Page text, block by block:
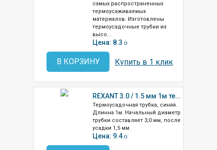
самых распространенных
термоусаживаемых
материалов. Изготовлены
термоусадочные трубки из
высо...
Цена: 8.3 o
В КОРЗИНУ Купить в 1 клик
REXANT 3.0 / 1.5 мм 1м термоусадка синяя (20-3005)
Термоусадочная трубка, синяя.
Длинна 1м. Начальный диаметр
трубки составляет 3,0 мм, после
усадки 1,5 мм.
Цена: 9.4 o